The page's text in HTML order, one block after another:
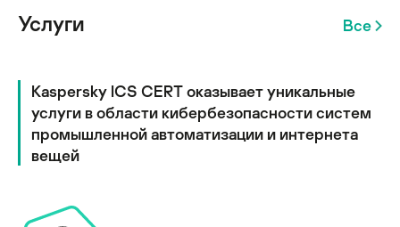
Услуги Все
Kaspersky ICS CERT оказывает уникальные
услуги в области кибербезопасности систем
промышленной автоматизации и интернета
вещей